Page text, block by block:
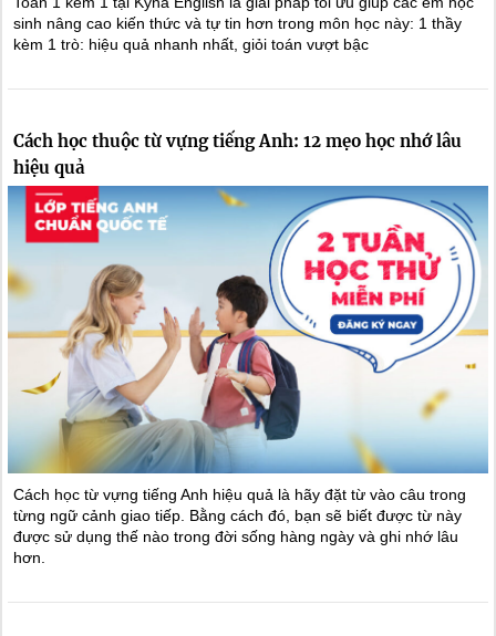
sinh nâng cao kiến thức và tự tin hơn trong môn học này: 1 thầy
kèm 1 trò: hiệu quả nhanh nhất, giỏi toán vượt bậc
Cách học thuộc từ vựng tiếng Anh: 12 mẹo học nhớ lâu
hiệu quả
Cách học từ vựng tiếng Anh hiệu quả là hãy đặt từ vào câu trong
từng ngữ cảnh giao tiếp. Bằng cách đó, bạn sẽ biết được từ này
được sử dụng thế nào trong đời sống hàng ngày và ghi nhớ lâu
hơn.